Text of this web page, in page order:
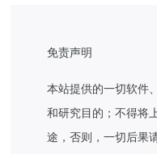
免责声明
本站提供的一切软件
和研究目的；不得将
途，否则，一切后果